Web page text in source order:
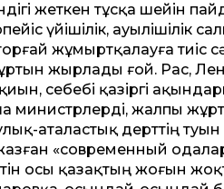
жеткен тұсқа ше­йін
үйішілік, ауылішілік
жұмыртқалауға тиіс
жырлады ғой. Рас,
себебі қазіргі
министрлерді, жалпы
аталастық дерт­тің туын
«современный
осы қазақтың жоғын